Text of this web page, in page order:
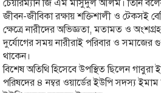
চেয়ারম্যান জি এম মাসুদুল আলম। তিনি
জীবন-জীবিকা রক্ষায় শক্তিশালী ও টেকসই
ক্ষেত্রে নারীদের অভিজ্ঞতা, মতামত ও
দুর্যোগের সময় নারীরাই পরিবার ও সমাজের
থাকেন।
বিশেষ অতিথি হিসেবে উপস্থিত ছিলেন গাবুরা
পরিষদের ৪ নম্বর ওয়ার্ডের ইউপি সদস্য ইমাম